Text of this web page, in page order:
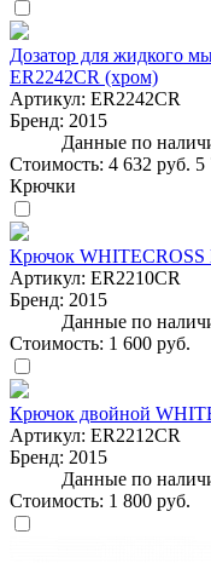
Дозатор для жидкого
ER2242CR (хром)
Артикул: ER2242CR
Бренд: 2015
Данные по
Стоимость: 4 632 руб. 5
Крючки
Крючок WHITECROSS
Артикул: ER2210CR
Бренд: 2015
Данные по
Стоимость: 1 600 руб.
Крючок двойной
Артикул: ER2212CR
Бренд: 2015
Данные по
Стоимость: 1 800 руб.